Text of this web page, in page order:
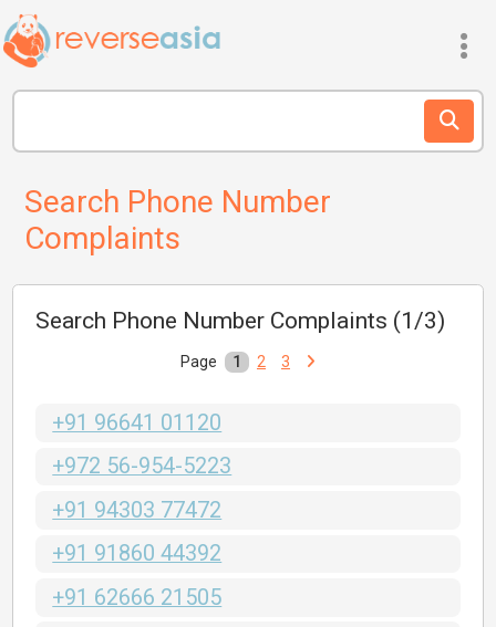
Search Phone Number
Complaints
Search Phone Number Complaints (1/3)
Page 1 2 3
+91 96641 01120
+972 56-954-5223
+91 94303 77472
+91 91860 44392
+91 62666 21505